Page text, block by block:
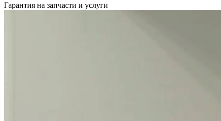
Гарантия на запчасти и услуги